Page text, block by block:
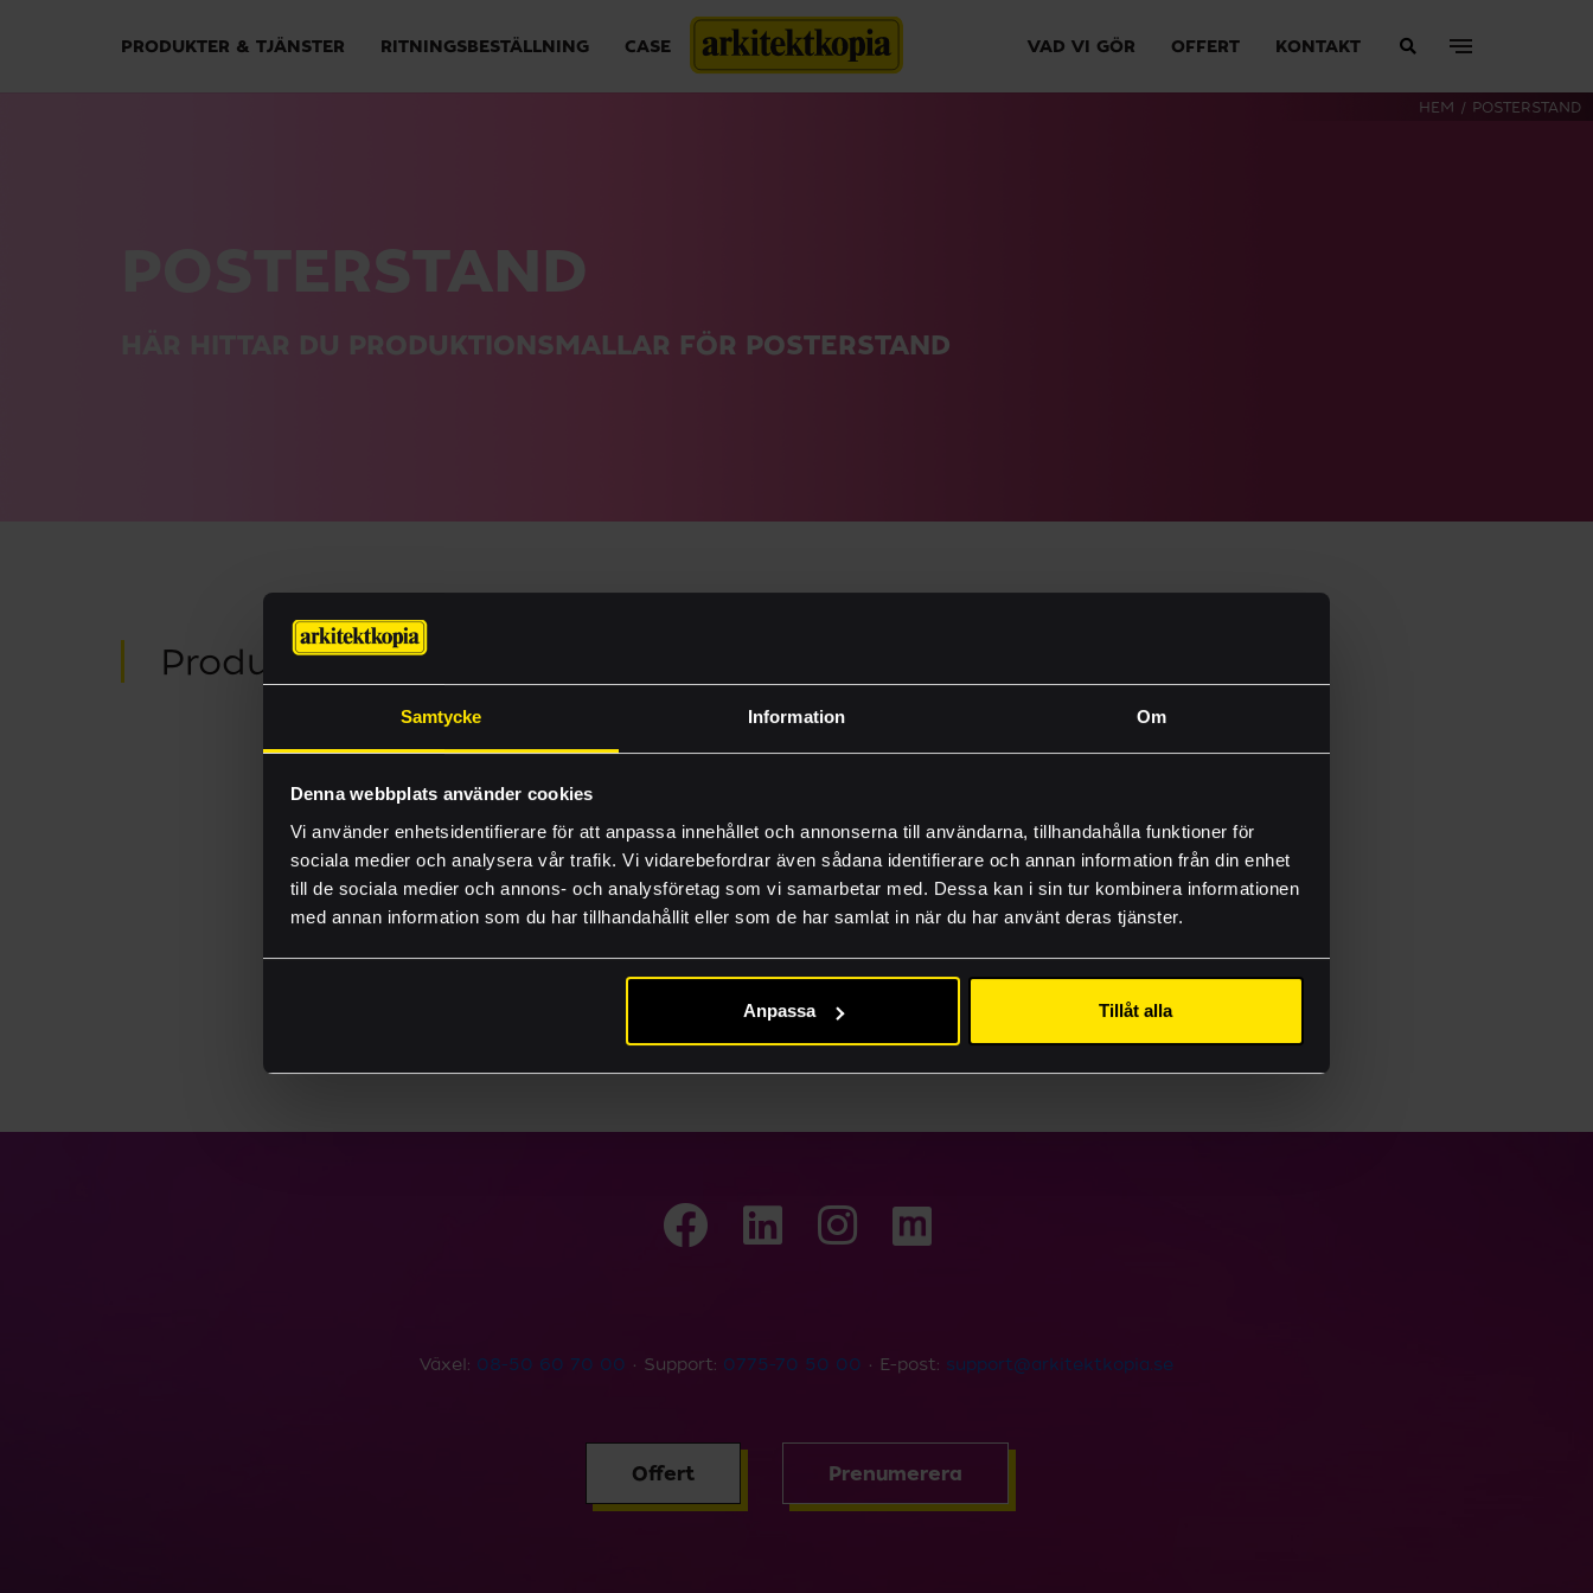
Samtycke Information Om
Denna webbplats använder cookies
Vi använder enhetsidentifierare för att anpassa innehållet och annonserna till användarna, tillhandahålla funktioner för
sociala medier och analysera vår trafik. Vi vidarebefordrar även sådana identifierare och annan information från din enhet
till de sociala medier och annons- och analysföretag som vi samarbetar med. Dessa kan i sin tur kombinera informationen
med annan information som du har tillhandahållit eller som de har samlat in när du har använt deras tjänster.
Anpassa Tillåt alla
PRODUKTER & TJÄNSTER RITNINGSBESTÄLLNING CASE VAD VI GÖR OFFERT KONTAKT
HEM / POSTERSTAND
POSTERSTAND
HÄR HITTAR DU PRODUKTIONSMALLAR FÖR POSTERSTAND
Produktionsmallar
Ladda ner våra produktionsmallar för att snabbt komma igång med din design. Alla våra mallar finns
kontakta oss
POSTERSTAND
Växel: 08-50 60 70 00 • Support: 0775-70 50 00 • E-post: support@arkitektkopia.se
Offert Prenumerera
Byggprojekt
FAQ
Lämna rätt material
Jobba hos oss
Akademi